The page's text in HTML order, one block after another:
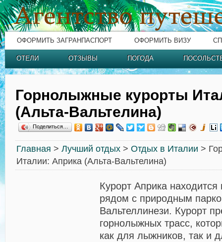
ОФОРМИТЬ ЗАГРАНПАСПОРТ ОФОРМИТЬ ВИЗУ
ОТЕЛИ ОТЗЫВЫ ПОГОДА
Горнолыжные курорты
(Альта-Вальтелина)
Поделиться…
Главная > Лучший отдых > Отдых в Италии >
Италии: Априка (Альта-Вальтелина)
Курорт Априка
рядом с природным
Вальтеллинези. Курорт
горнолыжных трасс,
как для лыжников, так и